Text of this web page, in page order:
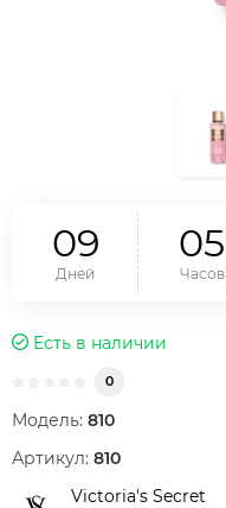
09
Дней
05
Часов
Есть в наличии
0
Модель: 810
Артикул: 810
Victoria's Secret